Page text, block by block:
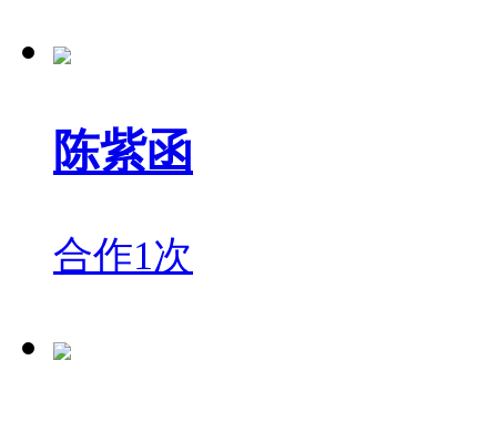
陈紫函
合作1次